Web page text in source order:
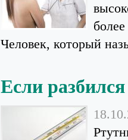
Человек, который
Если